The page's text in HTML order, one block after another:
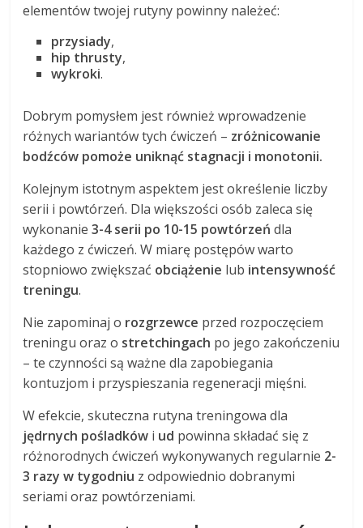
elementów twojej rutyny powinny należeć:
przysiady,
hip thrusty,
wykroki.
Dobrym pomysłem jest również wprowadzenie
różnych wariantów tych ćwiczeń – zróżnicowanie
bodźców pomoże uniknąć stagnacji i monotonii.
Kolejnym istotnym aspektem jest określenie liczby
serii i powtórzeń. Dla większości osób zaleca się
wykonanie3-4 serii po 10-15 powtórzeń dla
każdego z ćwiczeń. W miarę postępów warto
stopniowo zwiększać obciążenie lub intensywność
treningu.
Nie zapominaj o rozgrzewce przed rozpoczęciem
treningu oraz o stretchingach po jego zakończeniu
– te czynności są ważne dla zapobiegania
kontuzjom i przyspieszania regeneracji mięśni.
W efekcie, skuteczna rutyna treningowa dla
jędrnych pośladków i ud powinna składać się z
różnorodnych ćwiczeń wykonywanych regularnie 2-
3 razy w tygodniu z odpowiednio dobranymi
seriami oraz powtórzeniami.